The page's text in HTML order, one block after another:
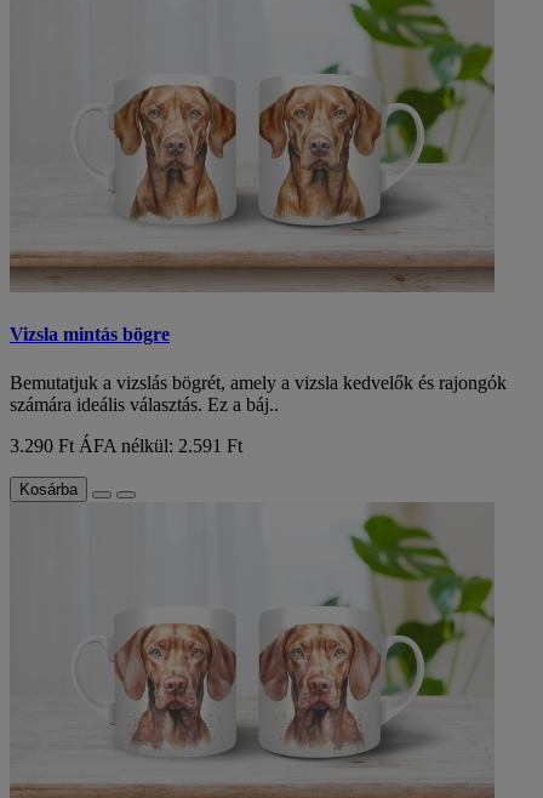
Vizsla mintás bögre
Bemutatjuk a vizslás bögrét, amely a vizsla kedvelők és rajongók
számára ideális választás. Ez a báj..
3.290 Ft ÁFA nélkül: 2.591 Ft
Kosárba